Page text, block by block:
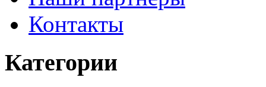
Контакты
Категории